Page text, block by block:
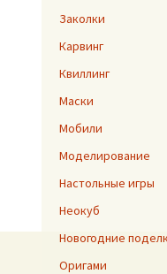
Заколки
Карвинг
Квиллинг
Маски
Мобили
Моделирование
Настольные игры
Неокуб
Новогодние
Оригами